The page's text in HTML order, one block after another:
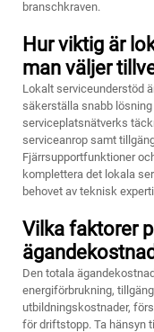
branschkraven.
Hur viktig är
man väljer
Lokalt serviceunderstöd
säkerställa snabb
serviceplatsnätverks
serviceanrop samt
Fjärrsupportfunktioner
komplettera det lokala
behovet av teknisk
Vilka faktorer
Den totala
energiförbrukning,
utbildningskostnader,
för driftstopp. Ta hänsyn